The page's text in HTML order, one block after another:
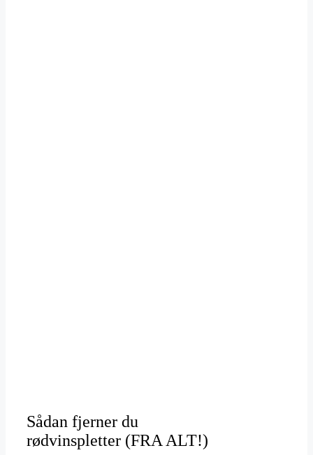
Sådan fjerner du
rødvinspletter (FRA ALT!)